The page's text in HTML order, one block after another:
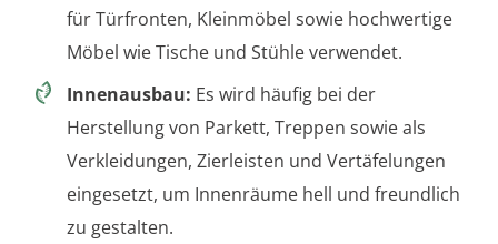
für Türfronten, Kleinmöbel sowie hochwertige
Möbel wie Tische und Stühle verwendet.
Innenausbau: Es wird häufig bei der
Herstellung von Parkett, Treppen sowie als
Verkleidungen, Zierleisten und Vertäfelungen
eingesetzt, um Innenräume hell und freundlich
zu gestalten.